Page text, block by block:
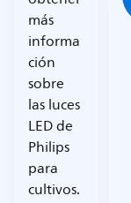
más
informa
ción
sobre
las luces
LED de
Philips
para
cultivos.